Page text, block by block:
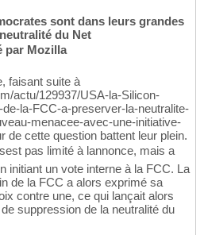
sont dans leurs grandes
du Net
par Mozilla
faisant suite à
actu/129937/USA-la-Silicon-
la-FCC-a-preserver-la-neutralite-
menacee-avec-une-initiative-
de cette question battent leur plein.
pas limité à lannonce, mais a
initiant un vote interne à la FCC. La
de la FCC a alors exprimé sa
contre une, ce qui lançait alors
suppression de la neutralité du